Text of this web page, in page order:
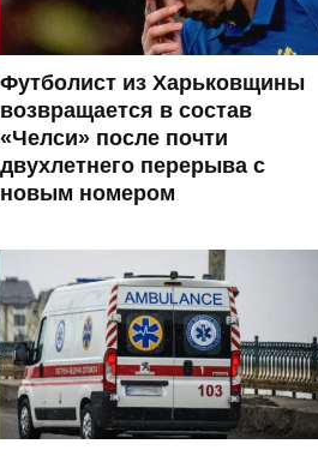
Футболист из Харьковщины
возвращается в состав
«Челси» после почти
двухлетнего перерыва с
новым номером